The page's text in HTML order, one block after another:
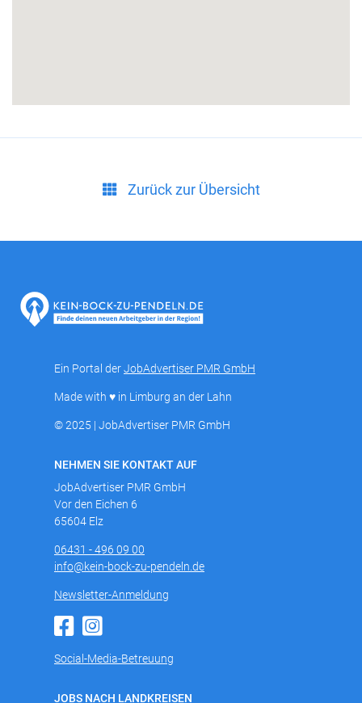
Zurück zur Übersicht
Ein Portal derJobAdvertiser PMR GmbH
Made with ♥ in Limburg an der Lahn
© 2025 | JobAdvertiser PMR GmbH
NEHMEN SIE KONTAKT AUF
JobAdvertiser PMR GmbH
Vor den Eichen 6
65604 Elz
06431 - 496 09 00
info@kein-bock-zu-pendeln.de
Newsletter-Anmeldung
Social-Media-Betreuung
JOBS NACH LANDKREISEN